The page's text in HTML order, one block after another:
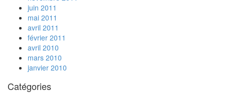
juin 2011
mai 2011
avril 2011
février 2011
avril 2010
mars 2010
janvier 2010
Catégories